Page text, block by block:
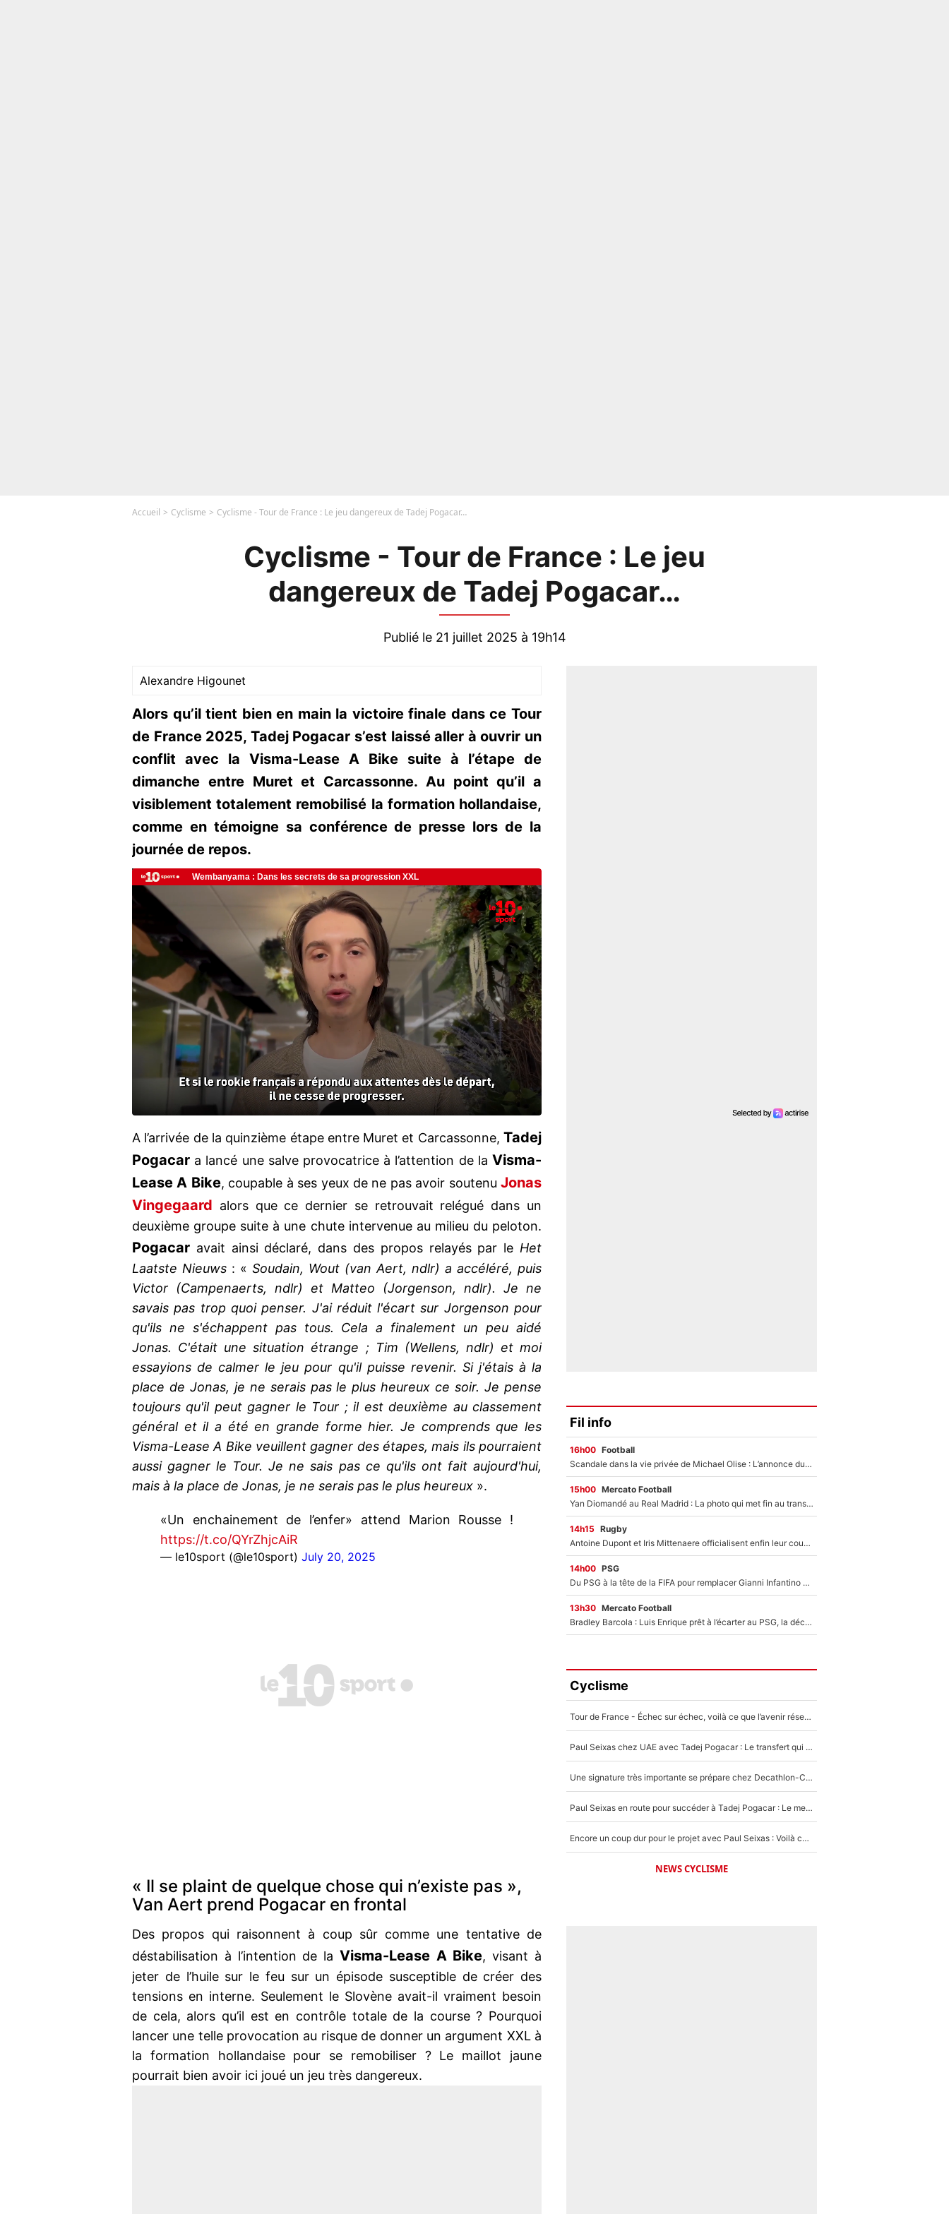
Accueil Cyclisme Cyclisme - Tour de France : Le jeu dangereux de Tadej Pogacar…
Cyclisme - Tour de France : Le jeu
dangereux de Tadej Pogacar…
Publié le 21 juillet 2025 à 19h14
Alexandre Higounet
Alors qu’il tient bien en main la victoire finale dans ce Tour
de France 2025, Tadej Pogacar s’est laissé aller à ouvrir un
conflit avec la Visma-Lease A Bike suite à l’étape de
dimanche entre Muret et Carcassonne. Au point qu’il a
visiblement totalement remobilisé la formation hollandaise,
comme en témoigne sa conférence de presse lors de la
journée de repos.
A l’arrivée de la quinzième étape entre Muret et Carcassonne, Tadej
Pogacar a lancé une salve provocatrice à l’attention de la Visma-
Lease A Bike, coupable à ses yeux de ne pas avoir soutenuJonas
Vingegaard alors que ce dernier se retrouvait relégué dans un
deuxième groupe suite à une chute intervenue au milieu du peloton.
Pogacar avait ainsi déclaré, dans des propos relayés par leHet
Laatste Nieuws : « Soudain, Wout (van Aert, ndlr) a accéléré, puis
Victor (Campenaerts, ndlr) et Matteo (Jorgenson, ndlr). Je ne
savais pas trop quoi penser. J'ai réduit l'écart sur Jorgenson pour
qu'ils ne s'échappent pas tous. Cela a finalement un peu aidé
Jonas. C'était une situation étrange ; Tim (Wellens, ndlr) et moi
essayions de calmer le jeu pour qu'il puisse revenir. Si j'étais à la
place de Jonas, je ne serais pas le plus heureux ce soir. Je pense
toujours qu'il peut gagner le Tour ; il est deuxième au classement
général et il a été en grande forme hier. Je comprends que les
Visma-Lease A Bike veuillent gagner des étapes, mais ils pourraient
aussi gagner le Tour. Je ne sais pas ce qu'ils ont fait aujourd'hui,
mais à la place de Jonas, je ne serais pas le plus heureux ».
«Un enchainement de l’enfer» attend Marion Rousse !
https://t.co/QYrZhjcAiR
— le10sport (@le10sport) July 20, 2025
« Il se plaint de quelque chose qui n’existe pas »,
Van Aert prend Pogacar en frontal
Des propos qui raisonnent à coup sûr comme une tentative de
déstabilisation à l’intention de la Visma-Lease A Bike, visant à
jeter de l’huile sur le feu sur un épisode susceptible de créer des
tensions en interne. Seulement le Slovène avait-il vraiment besoin
de cela, alors qu’il est en contrôle totale de la course ? Pourquoi
lancer une telle provocation au risque de donner un argument XXL à
la formation hollandaise pour se remobiliser ? Le maillot jaune
pourrait bien avoir ici joué un jeu très dangereux.
Fil info
16h00 Football
Scandale dans la vie privée de Michael Olise : L’annonce du Bayern Munich sur son enfant caché
15h00 Mercato Football
Yan Diomandé au Real Madrid : La photo qui met fin au transfert de l’été !
14h15 Rugby
Antoine Dupont et Iris Mittenaere officialisent enfin leur couple : La photo qui enflamme les réseaux sociaux
14h00 PSG
Du PSG à la tête de la FIFA pour remplacer Gianni Infantino ? «Il serait un mauvais président», le patron de la Liga s'attaque à Nasser Al-Khelaïfi !
13h30 Mercato Football
Bradley Barcola : Luis Enrique prêt à l’écarter au PSG, la décision qui va accélérer son transfert à Liverpool ?
Cyclisme
Tour de France - Échec sur échec, voilà ce que l’avenir réserve à Paul Seixas : «Tant qu’il y aura un Pogacar comme celui-là...»
Paul Seixas chez UAE avec Tadej Pogacar : Le transfert qui effraie le peloton, «c’est la pire des choses qui puisse arriver»
Une signature très importante se prépare chez Decathlon-CMA CGM pour aider Paul Seixas à gagner le Tour de France 2027
Paul Seixas en route pour succéder à Tadej Pogacar : Le meilleur est annoncé pour l’avenir de la pépite française
Encore un coup dur pour le projet avec Paul Seixas : Voilà ce qui bloque le transfert d’un coureur chez Decathlon-CMA CGM
NEWS CYCLISME